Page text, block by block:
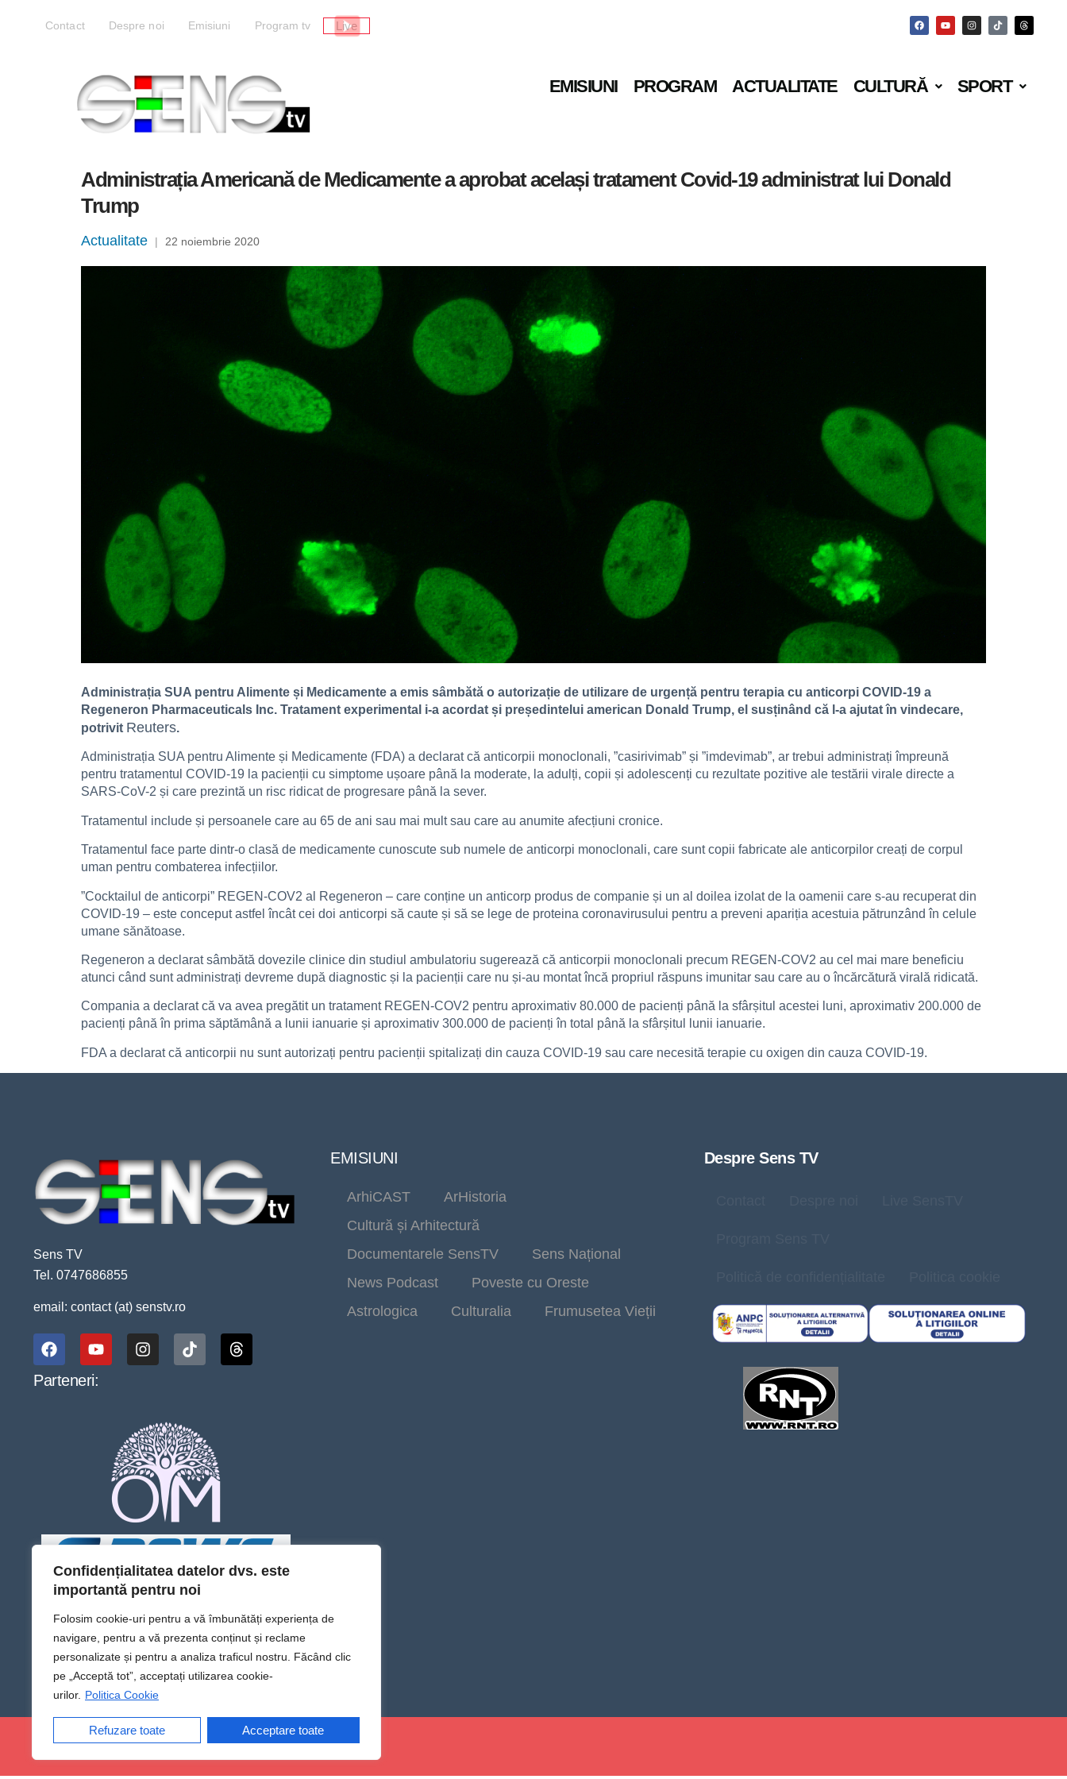
Confidențialitatea datelor dvs. este
importantă pentru noi
Folosim cookie-uri pentru a vă îmbunătăți experiența de
navigare, pentru a vă prezenta conținut și reclame
personalizate și pentru a analiza traficul nostru. Făcând clic
pe „Acceptă tot”, acceptați utilizarea cookie-
urilor. Politica Cookie
Refuzare toate Acceptare toate
Contact Despre noi Emisiuni Program tv Live
EMISIUNI PROGRAM ACTUALITATE CULTURĂ SPORT
Administrația Americană de Medicamente a aprobat același tratament Covid-19 administrat lui Donald
Trump
Actualitate | 22 noiembrie 2020
Administrația SUA pentru Alimente și Medicamente a emis sâmbătă o autorizație de utilizare de urgență pentru terapia cu anticorpi COVID-19 a
Regeneron Pharmaceuticals Inc. Tratament experimental i-a acordat și președintelui american Donald Trump, el susținând că l-a ajutat în vindecare,
potrivit Reuters.
Administrația SUA pentru Alimente și Medicamente (FDA) a declarat că anticorpii monoclonali, ”casirivimab” și ”imdevimab”, ar trebui administrați împreună
pentru tratamentul COVID-19 la pacienții cu simptome ușoare până la moderate, la adulți, copii și adolescenți cu rezultate pozitive ale testării virale directe a
SARS-CoV-2 și care prezintă un risc ridicat de progresare până la sever.
Tratamentul include și persoanele care au 65 de ani sau mai mult sau care au anumite afecțiuni cronice.
Tratamentul face parte dintr-o clasă de medicamente cunoscute sub numele de anticorpi monoclonali, care sunt copii fabricate ale anticorpilor creați de corpul
uman pentru combaterea infecțiilor.
”Cocktailul de anticorpi” REGEN-COV2 al Regeneron – care conține un anticorp produs de companie și un al doilea izolat de la oamenii care s-au recuperat din
COVID-19 – este conceput astfel încât cei doi anticorpi să caute și să se lege de proteina coronavirusului pentru a preveni apariția acestuia pătrunzând în celule
umane sănătoase.
Regeneron a declarat sâmbătă dovezile clinice din studiul ambulatoriu sugerează că anticorpii monoclonali precum REGEN-COV2 au cel mai mare beneficiu
atunci când sunt administrați devreme după diagnostic și la pacienții care nu și-au montat încă propriul răspuns imunitar sau care au o încărcătură virală ridicată.
Compania a declarat că va avea pregătit un tratament REGEN-COV2 pentru aproximativ 80.000 de pacienți până la sfârșitul acestei luni, aproximativ 200.000 de
pacienți până în prima săptămână a lunii ianuarie și aproximativ 300.000 de pacienți în total până la sfârșitul lunii ianuarie.
FDA a declarat că anticorpii nu sunt autorizați pentru pacienții spitalizați din cauza COVID-19 sau care necesită terapie cu oxigen din cauza COVID-19.
Sens TV
Tel. 0747686855
email: contact (at) senstv.ro
Parteneri:
EMISIUNI
ArhiCAST
ArHistoria
Cultură și Arhitectură
Documentarele SensTV
Sens Național
News Podcast
Poveste cu Oreste
Astrologica
Culturalia Frumusetea Vieții
Despre Sens TV
@Sens TV | Dă sens omului din tine!